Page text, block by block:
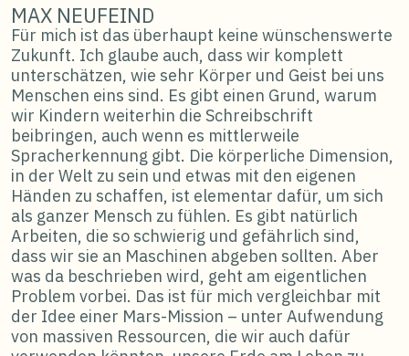
MAX NEUFEIND
Für mich ist das überhaupt keine wünschenswerte
Zukunft. Ich glaube auch, dass wir komplett
unterschätzen, wie sehr Körper und Geist bei uns
Menschen eins sind. Es gibt einen Grund, warum
wir Kindern weiterhin die Schreibschrift
beibringen, auch wenn es mittlerweile
Spracherkennung gibt. Die körperliche Dimension,
in der Welt zu sein und etwas mit den eigenen
Händen zu schaffen, ist elementar dafür, um sich
als ganzer Mensch zu fühlen. Es gibt natürlich
Arbeiten, die so schwierig und gefährlich sind,
dass wir sie an Maschinen abgeben sollten. Aber
was da beschrieben wird, geht am eigentlichen
Problem vorbei. Das ist für mich vergleichbar mit
der Idee einer Mars-Mission – unter Aufwendung
von massiven Ressourcen, die wir auch dafür